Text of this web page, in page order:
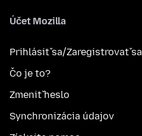
Účet Mozilla
Prihlásiť sa/Zaregistrovať sa
Čo je to?
Zmeniť heslo
Synchronizácia údajov